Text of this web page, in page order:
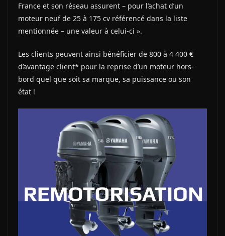
France et son réseau assurent – pour l’achat d’un
moteur neuf de 25 à 175 cv référencé dans la liste
mentionnée – une valeur à celui-ci ».
Les clients peuvent ainsi bénéficier de 800 à 4 400 €
d’avantage client* pour la reprise d’un moteur hors-
bord quel que soit sa marque, sa puissance ou son
état !